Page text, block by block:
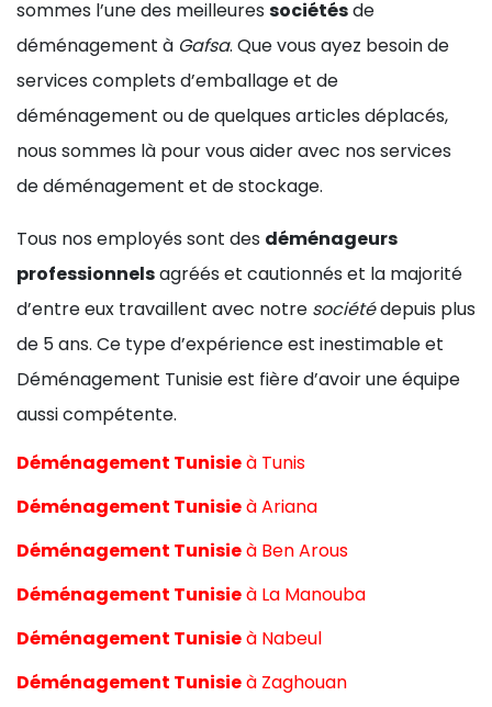
sommes l’une des meilleures sociétésde
déménagement à Gafsa. Que vous ayez besoin de
services complets d’emballage et de
déménagement ou de quelques articles déplacés,
nous sommes là pour vous aider avec nos services
de déménagement et de stockage.
Tous nos employés sont des déménageurs
professionnelsagréés et cautionnés et la majorité
d’entre eux travaillent avec notre sociétédepuis plus
de 5 ans. Ce type d’expérience est inestimable et
Déménagement Tunisie est fière d’avoir une équipe
aussi compétente.
Déménagement Tunisieà Tunis
Déménagement TunisieàAriana
Déménagement Tunisieà Ben Arous
Déménagement Tunisieà La Manouba
Déménagement Tunisieà Nabeul
Déménagement Tunisieà Zaghouan